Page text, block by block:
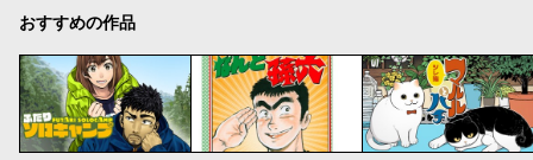
おすすめの作品